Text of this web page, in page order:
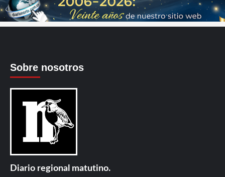
Sobre nosotros
Diario regional matutino.